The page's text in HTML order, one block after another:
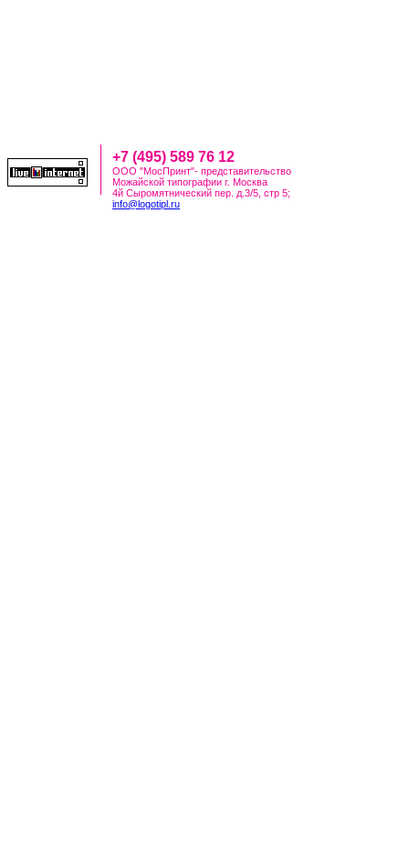
+7 (495) 589 76 12
ООО "МосПринт"- представительство
Можайской типографии г. Москва
4й Сыромятнический пер. д.3/5, стр 5;
info@logotipl.ru